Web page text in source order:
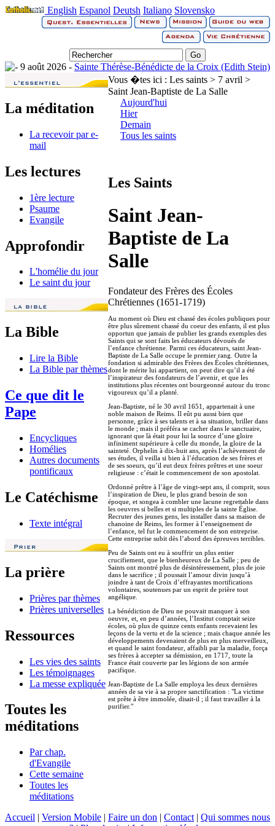
English Espanol Deutsh Italiano Slovensko
9 août 2026 - Sainte Thérèse-Bénédicte de la Croix (Edith Stein)
La méditation
La recevoir par e-
mail
Les lectures
1ère lecture
Psaume
Evangile
Approfondir
L'homélie du jour
Le saint du jour
La Bible
Lire la Bible
La Bible par thèmes
Ce que dit le
Pape
Encycliques
Homélies
Autres documents
pontificaux
Le Catéchisme
Texte intégral
La prière
Prières par thèmes
Prières universelles
Ressources
Les vies des saints
Les témoignages
La messe expliquée
Toutes les
méditations
Par chap.
d'Evangile
Cette semaine
Toutes les
méditations
Vous �tes ici : Les saints > 7 avril >
Saint Jean-Baptiste de La Salle
Aujourd'hui
Hier
Demain
Tous les saints
Les Saints
Saint Jean-
Baptiste de La
Salle
Fondateur des Frères des Écoles
Chrétiennes (1651-1719)
Au moment où Dieu est chassé des écoles publiques pour
être plus sûrement chassé du coeur des enfants, il est plus
opportun que jamais de publier les grands exemples des
Saints qui se sont faits les éducateurs dévoués de
l’enfance chrétienne. Parmi ces éducateurs, saint Jean-
Baptiste de La Salle occupe le premier rang. Outre la
fondation si admirable des Frères des Écoles chrétiennes,
dont le mérite lui appartient, on peut dire qu’il a été
l’inspirateur des fondateurs de l’avenir, et que les
institutions plus récentes ont bourgeonné autour du tronc
vigoureux qu’il a planté.
Jean-Baptiste, né le 30 avril 1651, appartenait à une
noble maison de Reims. Il eût pu aussi bien que
personne, grâce à ses talents et à sa situation, briller dans
le monde ; mais il préféra se cacher dans le sanctuaire,
ignorant que là était pour lui la source d’une gloire
infiniment supérieure à celle du monde, la gloire de la
sainteté. Orphelin à dix-huit ans, après l’achèvement de
ses études, il veilla si bien à l’éducation de ses frères et
de ses soeurs, qu’il eut deux frères prêtres et une soeur
religieuse : c’était le commencement de son apostolat.
Ordonné prêtre à l’âge de vingt-sept ans, il comprit, sous
l’inspiration de Dieu, le plus grand besoin de son
époque, et songea à combler une lacune regrettable dans
les oeuvres si belles et si multiples de la sainte Église.
Recruter des jeunes gens, les installer dans sa maison de
chanoine de Reims, les former à l’enseignement de
l’enfance, tel fut le commencement de son entreprise.
Cette entreprise subit dès l’abord des épreuves terribles.
Peu de Saints ont eu à souffrir un plus entier
crucifiement, que le bienheureux de La Salle ; peu de
Saints ont montré plus de désintéressement, plus de joie
dans le sacrifice ; il poussait l’amour divin jusqu’à
joindre à tant de Croix d’effrayantes mortifications
volontaires, soutenues par un esprit de prière tout
angélique.
La bénédiction de Dieu ne pouvait manquer à son
oeuvre, et, en peu d’années, l’Institut comptait seize
écoles, où plus de quinze cents enfants recevaient les
leçons de la vertu et de la science ; mais chaque année les
développements devenaient de plus en plus merveilleux,
et quand le saint fondateur, affaibli par la maladie, força
ses frères à accepter sa démission, en 1717, toute la
France était couverte par les légions de son armée
pacifique.
Jean-Baptiste de La Salle employa les deux dernières
années de sa vie à sa propre sanctification : "La victime
est prête à être immolée, disait-il ; il faut travailler à la
purifier."
Accueil | Version Mobile | Faire un don | Contact | Qui sommes nous